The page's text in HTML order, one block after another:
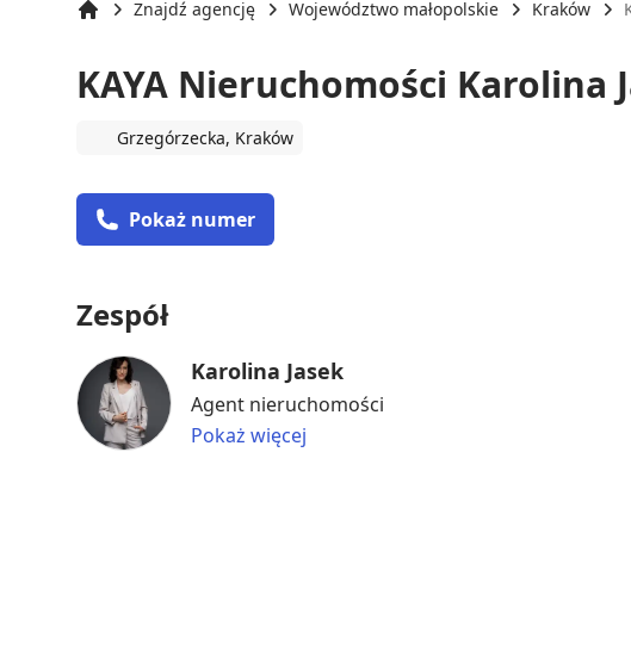
Znajdź agencję Województwo małopolskie Kraków
KAYA Nieruchomości Karolina
Grzegórzecka, Kraków
Pokaż numer
Zespół
Karolina Jasek
Agent nieruchomości
Pokaż więcej